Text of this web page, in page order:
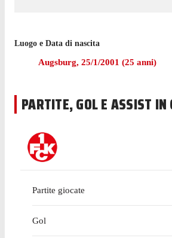
Asta ha giocato 27 partite di 2.
Prima di arrivare a vestire la
attuale squadra, Kaiserslautern, in
gialli.
Luogo e Data di nascita
Augsburg, 25/1/2001 (25 anni)
PARTITE, GOL E ASSIST IN
Partite giocate
Gol